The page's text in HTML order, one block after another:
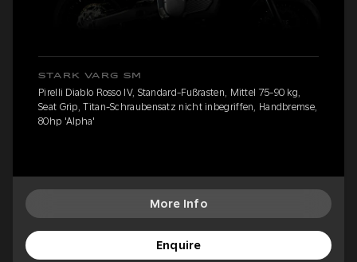
STARK VARG SM
Pirelli Diablo Rosso IV, Standard-Fußrasten, Mittel 75-90 kg,
Seat Grip, Titan-Schraubensatz nicht inbegriffen, Handbremse,
80hp 'Alpha'
More Info
Enquire